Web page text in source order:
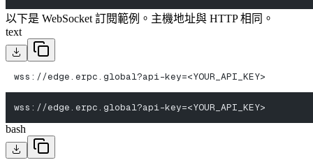
以下是 WebSocket 訂閱範例。主機地址與 HTTP 相同。
text
wss://edge.erpc.global?api-key=<YOUR_API_KEY>
wss://edge.erpc.global?api-key=<YOUR_API_KEY>
bash